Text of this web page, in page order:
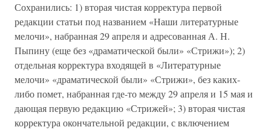
Сохранились: 1) вторая чистая корректура первой
редакции статьи под названием «Наши литературные
мелочи», набранная 29 апреля и адресованная А. Н.
Пыпину (еще без «драматической были» «Стрижи»); 2)
отдельная корректура входящей в «Литературные
мелочи» «драматической были» «Стрижи», без каких-
либо помет, набранная где-то между 29 апреля и 15 мая и
дающая первую редакцию «Стрижей»; 3) вторая чистая
корректура окончательной редакции, с включением